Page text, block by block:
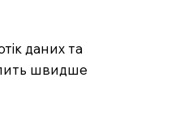
даних та
швидше